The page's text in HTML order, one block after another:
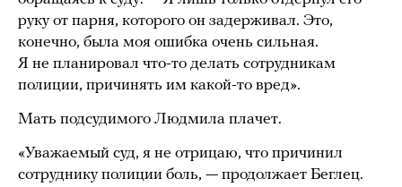
руку от парня, которого он задерживал. Это,
конечно, была моя ошибка очень сильная.
Я не планировал что-то делать сотрудникам
полиции, причинять им какой-то вред».
Мать подсудимого Людмила плачет.
«Уважаемый суд, я не отрицаю, что причинил
сотруднику полиции боль, — продолжает Беглец.